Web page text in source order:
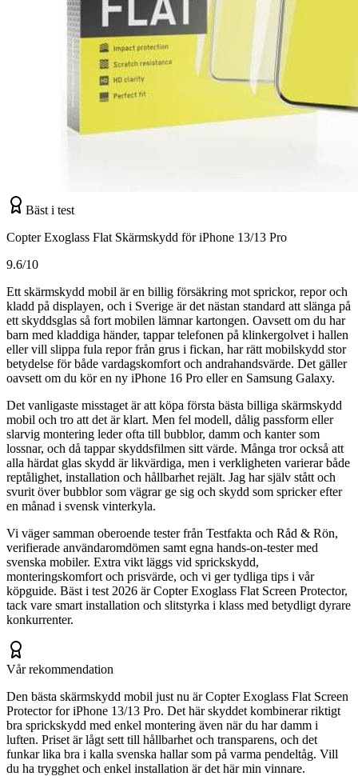
Bäst i test
Copter Exoglass Flat Skärmskydd för iPhone 13/13 Pro
9.6/10
Ett skärmskydd mobil är en billig försäkring mot sprickor, repor och
kladd på displayen, och i Sverige är det nästan standard att slänga på
ett skyddsglas så fort mobilen lämnar kartongen. Oavsett om du har
barn med kladdiga händer, tappar telefonen på klinkergolvet i hallen
eller vill slippa fula repor från grus i fickan, har rätt mobilskydd stor
betydelse för både vardagskomfort och andrahandsvärde. Det gäller
oavsett om du kör en ny iPhone 16 Pro eller en Samsung Galaxy.
Det vanligaste misstaget är att köpa första bästa billiga skärmskydd
mobil och tro att det är klart. Men fel modell, dålig passform eller
slarvig montering leder ofta till bubblor, damm och kanter som
lossnar, och då tappar skyddsfilmen sitt värde. Många tror också att
alla härdat glas skydd är likvärdiga, men i verkligheten varierar både
reptålighet, installation och hållbarhet rejält. Jag har själv stått och
svurit över bubblor som vägrar ge sig och skydd som spricker efter
en månad i svensk vinterkyla.
Vi väger samman oberoende tester från Testfakta och Råd & Rön,
verifierade användaromdömen samt egna hands-on-tester med
svenska mobiler. Extra vikt läggs vid sprickskydd,
monteringskomfort och prisvärde, och vi ger tydliga tips i vår
köpguide. Bäst i test 2026 är Copter Exoglass Flat Screen Protector,
tack vare smart installation och slitstyrka i klass med betydligt dyrare
konkurrenter.
Vår rekommendation
Den bästa skärmskydd mobil just nu är Copter Exoglass Flat Screen
Protector for iPhone 13/13 Pro. Det här skyddet kombinerar riktigt
bra sprickskydd med enkel montering även när du har damm i
luften. Priset är lågt sett till hållbarhet och transparens, och det
funkar lika bra i kalla svenska hallar som på varma pendeltåg. Vill
du ha trygghet och enkel installation är det här min vinnare.